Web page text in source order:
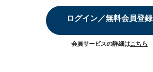
ログイン／無料会員登録
会員サービスの詳細はこちら